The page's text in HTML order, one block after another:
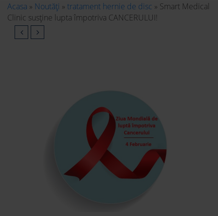
Acasa » Noutăți » tratament hernie de disc » Smart Medical
Clinic susține lupta împotriva CANCERULUI!